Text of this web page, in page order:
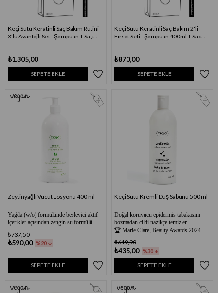
Keçi Sütü Keratinli Saç Bakım Rutini
3'lü Avantajlı Set - Şampuan + Saç
₺1.305,00
SEPETE EKLE
Keçi Sütü Keratinli Saç Bakım 2'li
Fırsat Seti - Şampuan 400ml + Saç
₺870,00
SEPETE EKLE
Zeytinyağlı Vücut Losyonu 400 ml
Yağda (w/o) formülünde besleyici aktif
içerikler açısından zengin su formülü.
₺590,00
₺737,50
%20
SEPETE EKLE
Keçi Sütü Kremli Duş Sabunu 500 ml
Doğal koruyucu epidermis tabakasını
bozmadan cildi nazikçe temizler.
🏆 Marie Clare, Beauty Awards 2024
₺435,00
₺619,90
%30
SEPETE EKLE